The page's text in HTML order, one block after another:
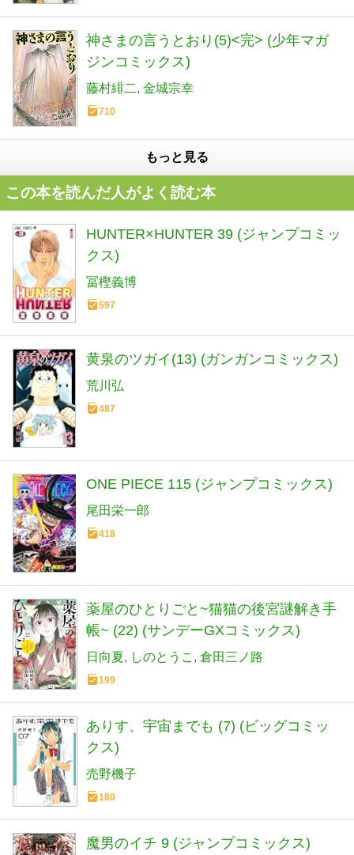
神さまの言うとおり(5)<完> (少年マガ
ジンコミックス)
藤村緋二 金城宗幸
710
もっと見る
この本を読んだ人がよく読む本
HUNTER×HUNTER 39 (ジャンプコミッ
クス)
冨樫義博
597
黄泉のツガイ(13) (ガンガンコミックス)
荒川弘
487
ONE PIECE 115 (ジャンプコミックス)
尾田栄一郎
418
薬屋のひとりごと~猫猫の後宮謎解き手
帳~ (22) (サンデーGXコミックス)
日向夏 しのとうこ 倉田三ノ路
199
ありす、宇宙までも (7) (ビッグコミッ
クス)
売野機子
180
魔男のイチ 9 (ジャンプコミックス)